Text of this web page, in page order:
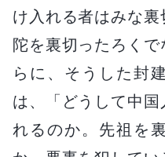
け入れる者はみな
陀を裏切ったろく
らに、そうした封
は、「どうして中
れるのか。先祖を